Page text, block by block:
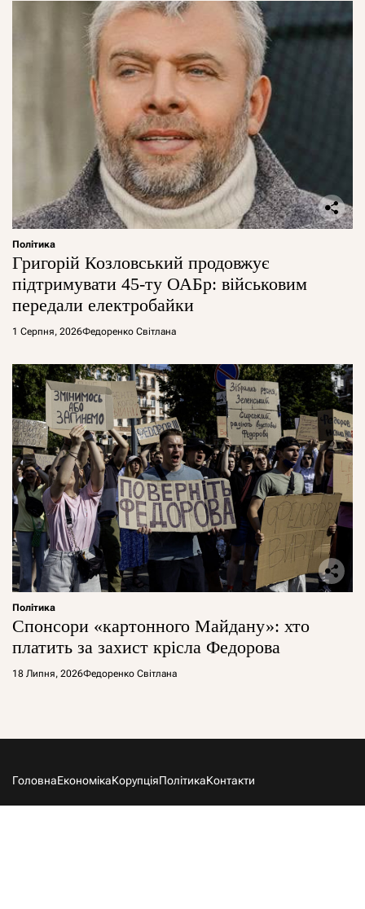
Політика
Григорій Козловський продовжує
підтримувати 45-ту ОАБр: військовим
передали електробайки
1 Серпня, 2026Федоренко Світлана
Політика
Спонсори «картонного Майдану»: хто
платить за захист крісла Федорова
18 Липня, 2026Федоренко Світлана
ГоловнаЕкономікаКорупціяПолітикаКонтакти